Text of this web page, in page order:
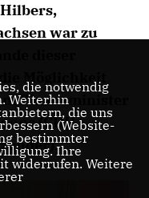
war zu
dieser
Möglichkeit
Finanzminister
(CDU
die notwendig
Weiterhin
die uns
(Website-
bestimmter
Ihre
widerrufen. Weitere